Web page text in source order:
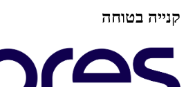
קנייה בטוחה